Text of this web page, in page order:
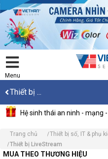
Menu
Thiết bị ...
Hệ sinh thái an ninh - mạng
Trang chủ Thiết bị số, IT & phụ
Thiết bị LiveStream
MUA THEO THƯƠNG HIỆU